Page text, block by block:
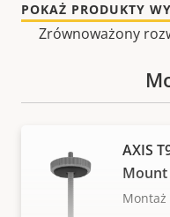
Zrównoważony
POKAŻ PRODUKTY
AXIS
Mount
Montaż